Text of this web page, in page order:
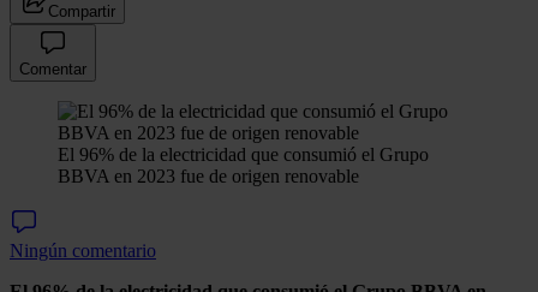
Compartir
Comentar
El 96% de la electricidad que consumió el Grupo
BBVA en 2023 fue de origen renovable
Ningún comentario